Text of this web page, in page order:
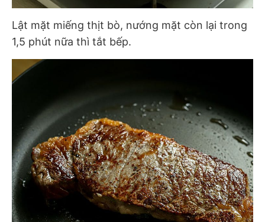
Lật mặt miếng thịt bò, nướng mặt còn lại trong
1,5 phút nữa thì tắt bếp.